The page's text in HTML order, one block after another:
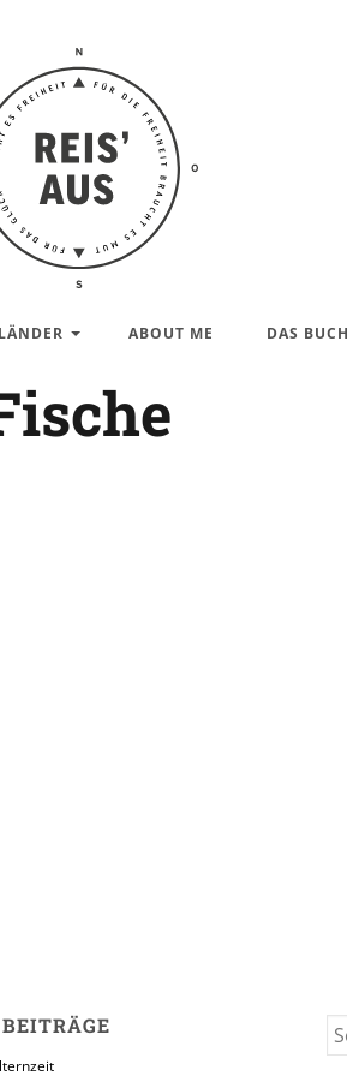
Reis'
aus –
LÄNDER ABOUT ME DAS BUCH